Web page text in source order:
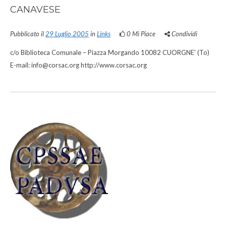
CANAVESE
Pubblicato il 29 Luglio 2005 inLinks 0Mi Piace Condividi
c/o Biblioteca Comunale – Piazza Morgando 10082 CUORGNE' (To)
E-mail: info@corsac.org http://www.corsac.org